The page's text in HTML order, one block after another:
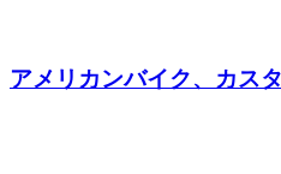
アメリカンバイク、カス